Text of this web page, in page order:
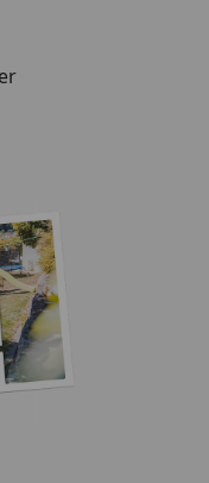
Es dient
oder fehlenden